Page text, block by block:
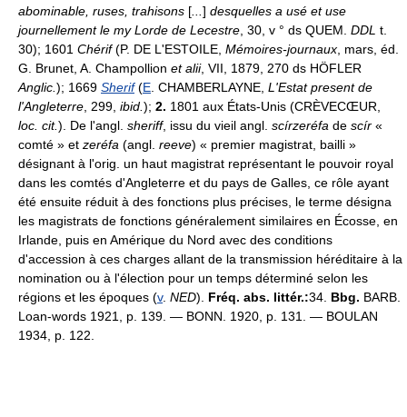
abominable, ruses, trahisons [ ] desquelles a usé et use
journellement le my Lorde de Lecestre , 30, v ° ds QUEM. DDL t.
30); 1601 Chérif(P. DE L'ESTOILE, Mémoires-journaux , mars, éd.
G. Brunet, A. Champollion et alii, VII, 1879, 270 ds HÖFLER
Anglic. ); 1669 Sherif(E . CHAMBERLAYNE, L'Estat present de
l'Angleterre , 299, ibid. ); 2. 1801 aux États-Unis (CRÈVECŒUR,
loc. cit.). De l'angl. sheriff, issu du vieil angl. scírzeréfa de scír «
comté » et zeréfa (angl. reeve) « premier magistrat, bailli »
désignant à l'orig. un haut magistrat représentant le pouvoir royal
dans les comtés d'Angleterre et du pays de Galles, ce rôle ayant
été ensuite réduit à des fonctions plus précises, le terme désigna
les magistrats de fonctions généralement similaires en Écosse, en
Irlande, puis en Amérique du Nord avec des conditions
d'accession à ces charges allant de la transmission héréditaire à la
nomination ou à l'élection pour un temps déterminé selon les
régions et les époques (v. NED). Fréq. abs. littér.:34. Bbg. BARB.
Loan-words 1921, p. 139. — BONN. 1920, p. 131. — BOULAN
1934, p. 122.